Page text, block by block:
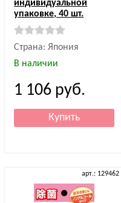
индивидуальной
упаковке, 40 шт.
Страна: Япония
В наличии
1 106 руб.
арт.: 129462